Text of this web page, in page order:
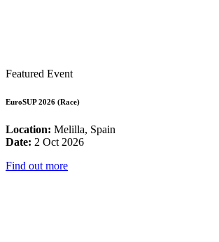
Featured Event
EuroSUP 2026 (Race)
Location: Melilla, Spain
Date: 2 Oct 2026
Find out more